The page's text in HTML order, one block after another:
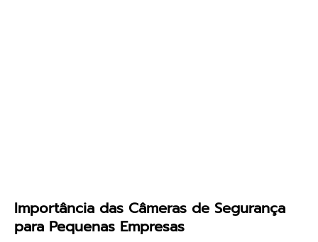
Importância das Câmeras de Segurança
para Pequenas Empresas